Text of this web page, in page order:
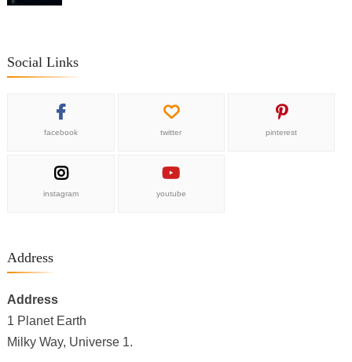
Social Links
facebook twitter pinterest
instagram youtube
Address
Address
1 Planet Earth
Milky Way, Universe 1.